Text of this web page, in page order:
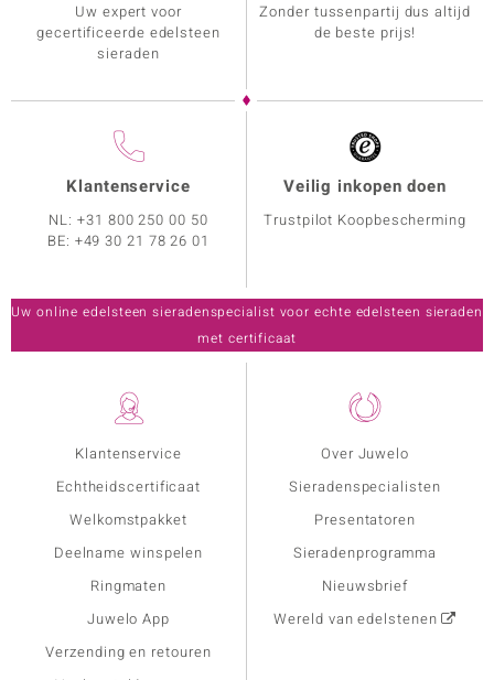
Klantenservice
Echtheidscertificaat
Welkomstpakket
Deelname winspelen
Ringmaten
Juwelo App
Verzending en retouren
Over Juwelo
Sieradenspecialisten
Presentatoren
Sieradenprogramma
Nieuwsbrief
Wereld van edelstenen
Uw expert voor
gecertificeerde edelsteen
sieraden
Zonder tussenpartij dus altijd
de beste prijs!
Klantenservice
NL:+31 800 250 00 50
BE: +49 30 21 78 26 01
Veilig inkopen doen
Trustpilot Koopbescherming
Uw online edelsteen sieradenspecialist voor echte edelsteen sieraden
met certificaat